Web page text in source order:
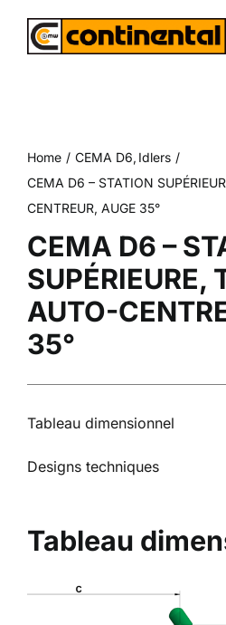
Home CEMA D6 Idlers
CEMA D6 – STATION
CENTREUR, AUGE 35°
CEMA D6 –
SUPÉRIEURE,
AUTO-
35°
Tableau dimensionnel
Designs techniques
Tableau